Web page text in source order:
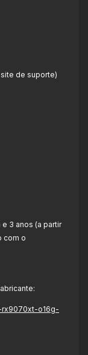
de suporte)
3 anos (a partir
com o
o16g-